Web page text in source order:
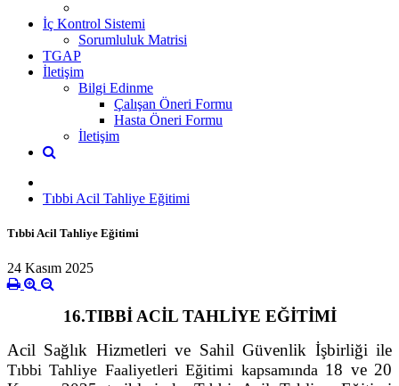
İç Kontrol Sistemi
Sorumluluk Matrisi
TGAP
İletişim
Bilgi Edinme
Çalışan Öneri Formu
Hasta Öneri Formu
İletişim
Tıbbi Acil Tahliye Eğitimi
Tıbbi Acil Tahliye Eğitimi
24 Kasım 2025
16.TIBBİ ACİL TAHLİYE EĞİTİMİ
Acil Sağlık Hizmetleri ve Sahil Güvenlik İşbirliği ile
Tıbbi Tahliye Faaliyetleri Eğitimi kapsamında 18 ve 20